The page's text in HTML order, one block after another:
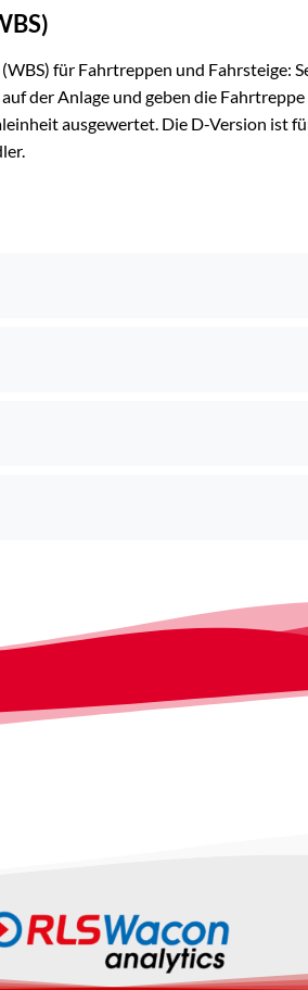
für Fahrtreppen und Fahrsteige:
der Anlage und geben die
ausgewertet. Die D-Version ist